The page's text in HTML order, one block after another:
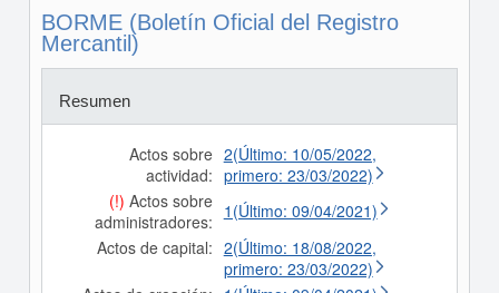
BORME (Boletín Oficial del Registro
Mercantil)
Resumen
Actos sobre
actividad:
2(Último: 10/05/2022,
primero: 23/03/2022)
(!) Actos sobre
administradores: 1(Último: 09/04/2021)
Actos de capital: 2(Último: 18/08/2022,
primero: 23/03/2022)